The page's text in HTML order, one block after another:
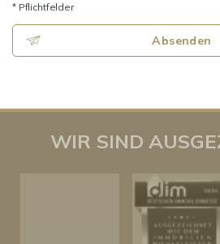
* Pflichtfelder
Absenden
WIR SIND